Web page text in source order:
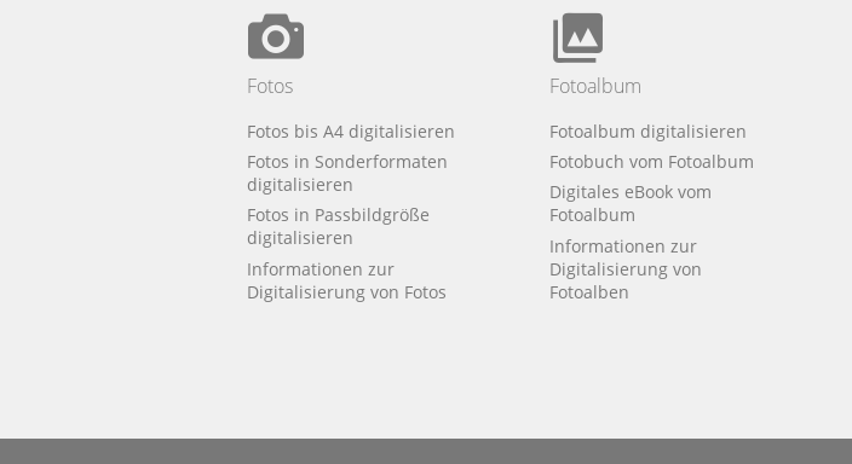
Fotos
Fotos bis A4 digitalisieren
Fotos in Sonderformaten
digitalisieren
Fotos in Passbildgröße
digitalisieren
Informationen zur
Digitalisierung von Fotos
Fotoalbum
Fotoalbum digitalisieren
Fotobuch vom Fotoalbum
Digitales eBook vom
Fotoalbum
Informationen zur
Digitalisierung von
Fotoalben